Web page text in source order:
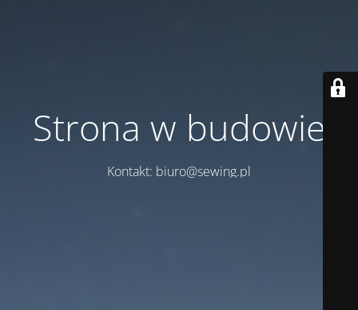
Strona w budowie
Kontakt: biuro@sewing.pl